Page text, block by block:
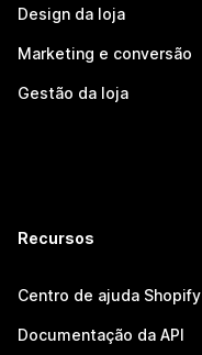
Design da loja
Marketing e conversão
Gestão da loja
Recursos
Centro de ajuda Shopify
Documentação da API